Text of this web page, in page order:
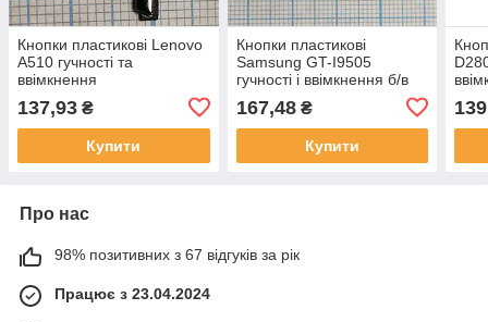
Кнопки пластикові Lenovo
A510 гучності та
ввімкнення
137,93 ₴
Купити
Кнопки пластикові
Samsung GT-I9505
гучності і ввімкнення б/в
167,48₴
Купити
Про нас
98% позитивних з 67 відгуків за рік
Працює з 23.04.2024